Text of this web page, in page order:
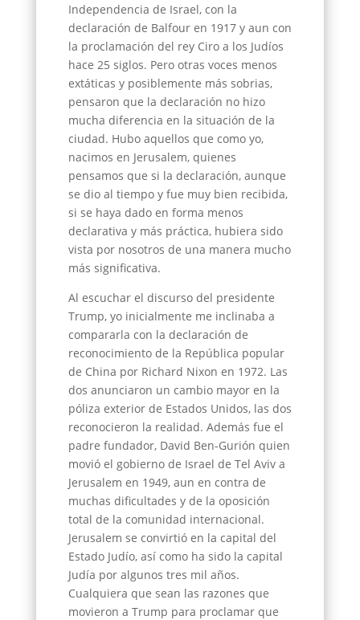
Independencia de Israel, con la
declaración de Balfour en 1917 y aun con
la proclamación del rey Ciro a los Judíos
hace 25 siglos. Pero otras voces menos
extáticas y posiblemente más sobrias,
pensaron que la declaración no hizo
mucha diferencia en la situación de la
ciudad. Hubo aquellos que como yo,
nacimos en Jerusalem, quienes
pensamos que si la declaración, aunque
se dio al tiempo y fue muy bien recibida,
si se haya dado en forma menos
declarativa y más práctica, hubiera sido
vista por nosotros de una manera mucho
más significativa.
Al escuchar el discurso del presidente
Trump, yo inicialmente me inclinaba a
compararla con la declaración de
reconocimiento de la República popular
de China por Richard Nixon en 1972. Las
dos anunciaron un cambio mayor en la
póliza exterior de Estados Unidos, las dos
reconocieron la realidad. Además fue el
padre fundador, David Ben-Gurión quien
movió el gobierno de Israel de Tel Aviv a
Jerusalem en 1949, aun en contra de
muchas dificultades y de la oposición
total de la comunidad internacional.
Jerusalem se convirtió en la capital del
Estado Judío, así como ha sido la capital
Judía por algunos tres mil años.
Cualquiera que sean las razones que
movieron a Trump para proclamar que